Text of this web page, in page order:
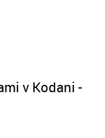
v Kodani -